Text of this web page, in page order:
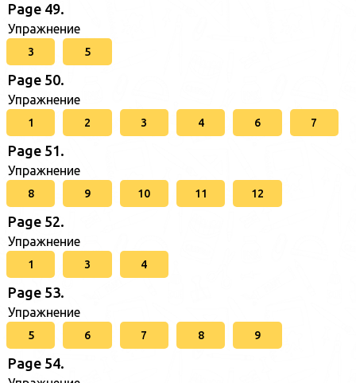
Page 49.
Упражнение
3 5
Page 50.
Упражнение
1 2 3 4 6 7
Page 51.
Упражнение
8 9 10 11 12
Page 52.
Упражнение
1 3 4
Page 53.
Упражнение
5 6 7 8 9
Page 54.